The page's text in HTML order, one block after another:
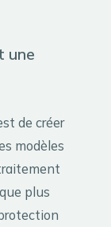
une
de créer
modèles
plus